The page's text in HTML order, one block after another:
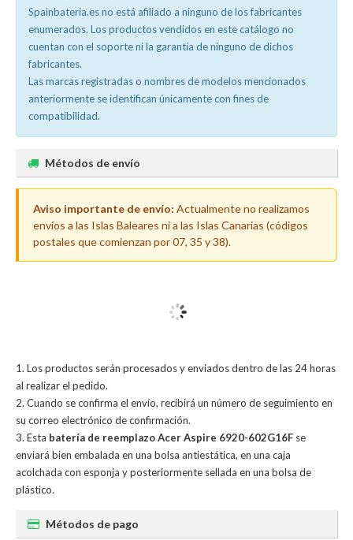
Spainbateria.es no está afiliado a ninguno de los fabricantes
enumerados. Los productos vendidos en este catálogo no
cuentan con el soporte ni la garantía de ninguno de dichos
fabricantes.
Las marcas registradas o nombres de modelos mencionados
anteriormente se identifican únicamente con fines de
compatibilidad.
Métodos de envío
Aviso importante de envío: Actualmente no realizamos
envíos a las Islas Baleares ni a las Islas Canarias (códigos
postales que comienzan por 07, 35 y 38).
Los productos serán procesados y enviados dentro de las 24 horas
al realizar el pedido.
Cuando se confirma el envío, recibirá un número de seguimiento en
su correo electrónico de confirmación.
Esta batería de reemplazo Acer Aspire 6920-602G16F se
enviará bien embalada en una bolsa antiestática, en una caja
acolchada con esponja y posteriormente sellada en una bolsa de
plástico.
Métodos de pago